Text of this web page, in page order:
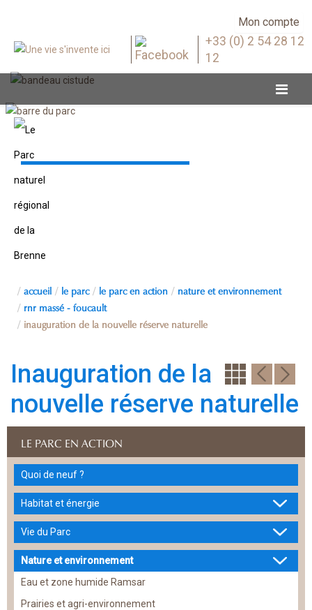
Mon compte
+33 (0) 2 54 28 12
12
accueil le parc le parc en action nature et environnement
rnr massé - foucault
inauguration de la nouvelle réserve naturelle
Inauguration de la
nouvelle réserve naturelle
LE PARC EN ACTION
Quoi de neuf ?
Habitat et énergie
Vie du Parc
Nature et environnement
Eau et zone humide Ramsar
Prairies et agri-environnement